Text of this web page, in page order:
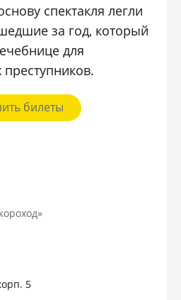
спектакля легли
за год, который
для
билеты
5